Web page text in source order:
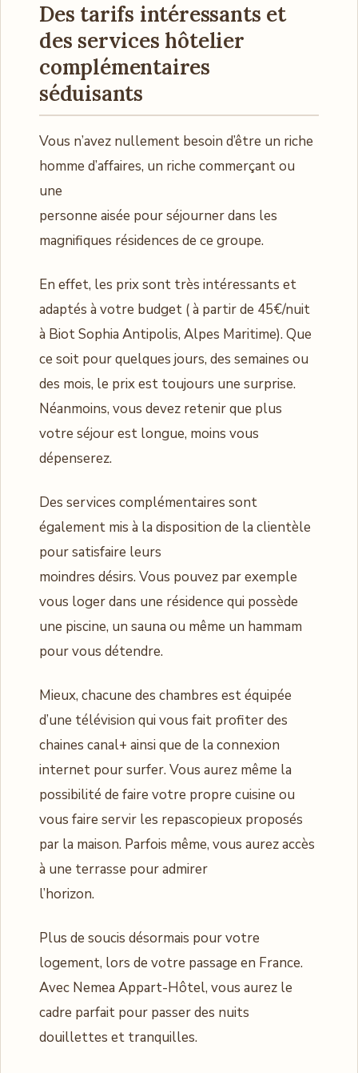
Des tarifs intéressants et
des services hôtelier
complémentaires
séduisants
Vous n’avez nullement besoin d’être un riche
homme d’affaires, un riche commerçant ou
une
personne aisée pour séjourner dans les
magnifiques résidences de ce groupe.
En effet, les prix sont très intéressants et
adaptés à votre budget ( à partir de 45€/nuit
à Biot Sophia Antipolis, Alpes Maritime). Que
ce soit pour quelques jours, des semaines ou
des mois, le prix est toujours une surprise.
Néanmoins, vous devez retenir que plus
votre séjour est longue, moins vous
dépenserez.
Des services complémentaires sont
également mis à la disposition de la clientèle
pour satisfaire leurs
moindres désirs. Vous pouvez par exemple
vous loger dans une résidence qui possède
une piscine, un sauna ou même un hammam
pour vous détendre.
Mieux, chacune des chambres est équipée
d’une télévision qui vous fait profiter des
chaines canal+ ainsi que de la connexion
internet pour surfer. Vous aurez même la
possibilité de faire votre propre cuisine ou
vous faire servir les repascopieux proposés
par la maison. Parfois même, vous aurez accès
à une terrasse pour admirer
l’horizon.
Plus de soucis désormais pour votre
logement, lors de votre passage en France.
Avec Nemea Appart-Hôtel, vous aurez le
cadre parfait pour passer des nuits
douillettes et tranquilles.